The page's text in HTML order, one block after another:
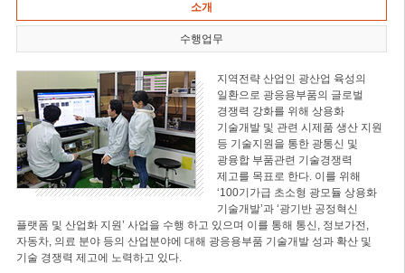
소개
수행업무
지역전략 산업인 광산업 육성의
일환으로 광응용부품의 글로벌
경쟁력 강화를 위해 상용화
기술개발 및 관련 시제품 생산 지원
등 기술지원을 통한 광통신 및
광융합 부품관련 기술경쟁력
제고를 목표로 한다. 이를 위해
‘100기가급 초소형 광모듈 상용화
기술개발’과 ‘광기반 공정혁신
플랫폼 및 산업화 지원’ 사업을 수행 하고 있으며 이를 통해 통신, 정보가전,
자동차, 의료 분야 등의 산업분야에 대해 광응용부품 기술개발 성과 확산 및
기술 경쟁력 제고에 노력하고 있다.